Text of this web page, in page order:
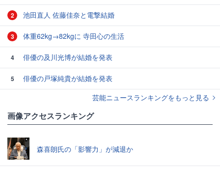
2 池田直人 佐藤佳奈と電撃結婚
3 体重62kg→82kgに 寺田心の生活
4 俳優の及川光博が結婚を発表
5
俳優の戸塚純貴が結婚を発表
芸能ニュースランキングをもっと見る
画像アクセスランキング
森喜朗氏の「影響力」が減退か